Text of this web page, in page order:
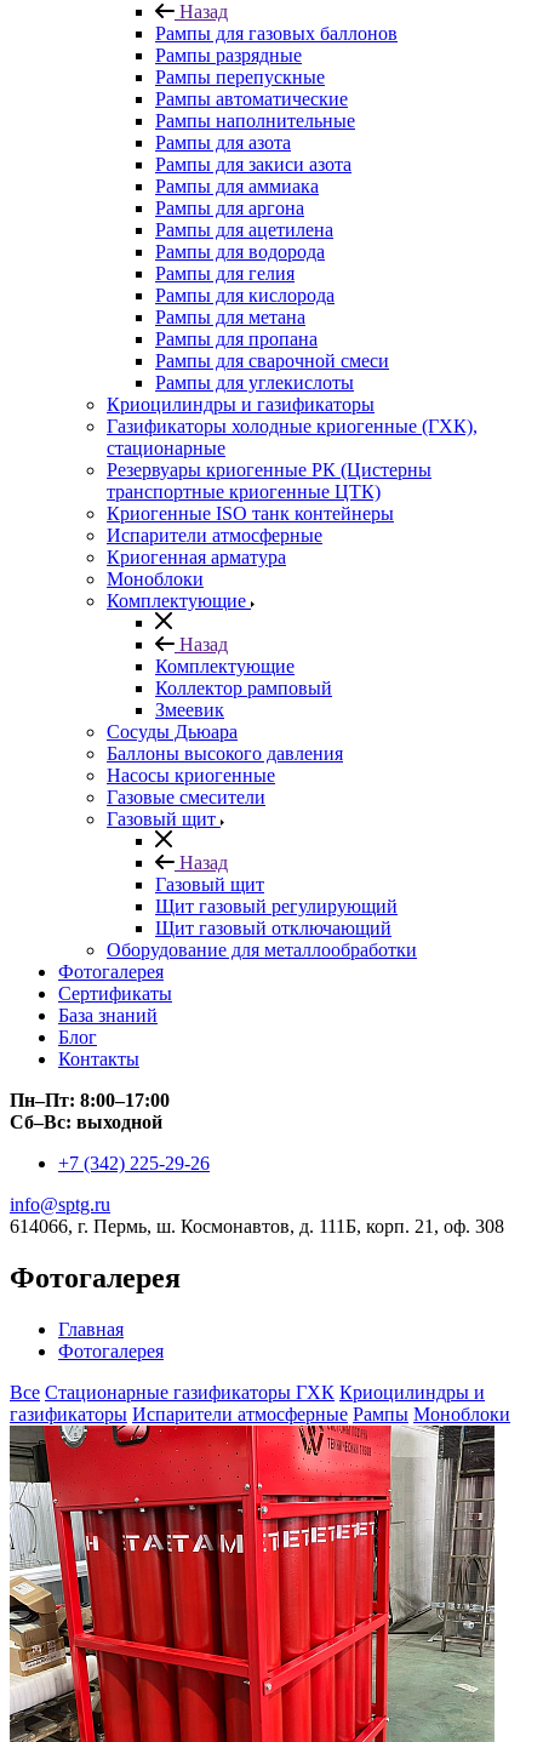
Назад
Рампы для газовых баллонов
Рампы разрядные
Рампы перепускные
Рампы автоматические
Рампы наполнительные
Рампы для азота
Рампы для закиси азота
Рампы для аммиака
Рампы для аргона
Рампы для ацетилена
Рампы для водорода
Рампы для гелия
Рампы для кислорода
Рампы для метана
Рампы для пропана
Рампы для сварочной смеси
Рампы для углекислоты
Криоцилиндры и газификаторы
Газификаторы холодные криогенные (ГХК),
стационарные
Резервуары криогенные РК (Цистерны
транспортные криогенные ЦТК)
Криогенные ISO танк контейнеры
Испарители атмосферные
Криогенная арматура
Моноблоки
Комплектующие
Назад
Комплектующие
Коллектор рамповый
Змеевик
Сосуды Дьюара
Баллоны высокого давления
Насосы криогенные
Газовые смесители
Газовый щит
Назад
Газовый щит
Щит газовый регулирующий
Щит газовый отключающий
Оборудование для металлообработки
Фотогалерея
Сертификаты
База знаний
Блог
Контакты
Пн–Пт: 8:00–17:00
Сб–Вс: выходной
+7 (342) 225-29-26
info@sptg.ru
614066, г. Пермь, ш. Космонавтов, д. 111Б, корп. 21, оф. 308
Фотогалерея
Главная
Фотогалерея
Все Стационарные газификаторы ГХК Криоцилиндры и
газификаторы Испарители атмосферные Рампы Моноблоки